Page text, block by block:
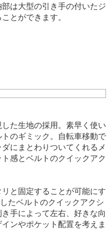
は大型の引き手の付いたジ
とができます。
た生地の採用。素早く使い
のギミック。自転車移動で
にまとわりついてくれるメ
感とベルトのクイックアク
と固定することが可能にす
たベルトのクイックアクシ
手によって左右、好きな向
ンやポケット配置を考えま